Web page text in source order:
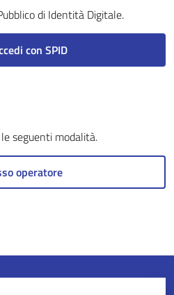
di Identità Digitale.
con SPID
seguenti modalità.
operatore